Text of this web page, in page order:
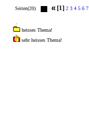
Seiten(20) « [1] 2 3 4 5 6 7
heisses Thema!
sehr heisses Thema!